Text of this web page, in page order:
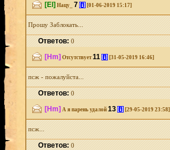
[El] Нацу_ 7 [i] [01-06-2019 15:17]
Прошу Заблокать...
Ответов:0
[Hm] Отсутствует11 [i] [31-05-2019 16:46]
псж - пожалуйста...
Ответов:0
[Hm] А я парень удалой 13 [i] [29-05-2019 23:58]
псж...
Ответов:0